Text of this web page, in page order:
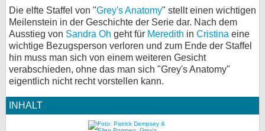
Die elfte Staffel von "Grey's Anatomy" stellt einen wichtigen
Meilenstein in der Geschichte der Serie dar. Nach dem
Ausstieg von Sandra Oh geht für Meredith in Cristina eine
wichtige Bezugsperson verloren und zum Ende der Staffel
hin muss man sich von einem weiteren Gesicht
verabschieden, ohne das man sich "Grey's Anatomy"
eigentlich nicht recht vorstellen kann.
INHALT
Forum
bei X
bei Facebook
Kontakt
Nutzungsbedingungen